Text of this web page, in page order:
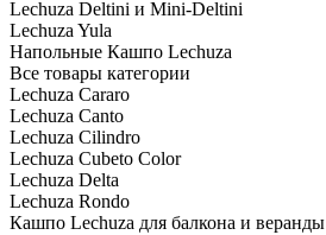
Lechuza Deltini и Mini-Deltini
Lechuza Yula
Напольные Кашпо Lechuza
Все товары категории
Lechuza Cararo
Lechuza Canto
Lechuza Cilindro
Lechuza Cubeto Color
Lechuza Delta
Lechuza Rondo
Кашпо Lechuza для балкона и веранды